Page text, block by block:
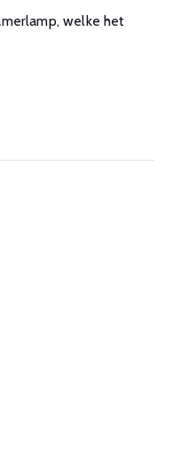
welke het